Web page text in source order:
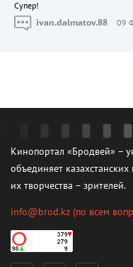
Cупер!
ivan.dalmatov.88
09
Кинопортал «Бродвей» –
объединяет
их творчества – зрителей.
info@brod.kz (по всем